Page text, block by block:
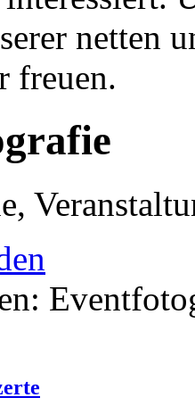
netten
freuen.